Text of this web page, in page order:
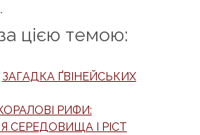
за цією темою:
ЗАГАДКА ҐВІНЕЙСЬКИХ
РИФИ:
СЕРЕДОВИЩА І РІСТ